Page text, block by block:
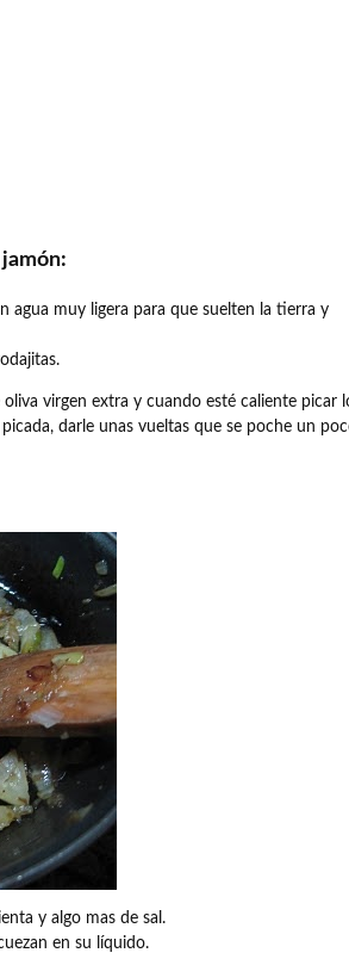
agua muy ligera para que suelten la tierra y
virgen extra y cuando esté caliente picar
darle unas vueltas que se poche un
y algo mas de sal.
en su líquido.